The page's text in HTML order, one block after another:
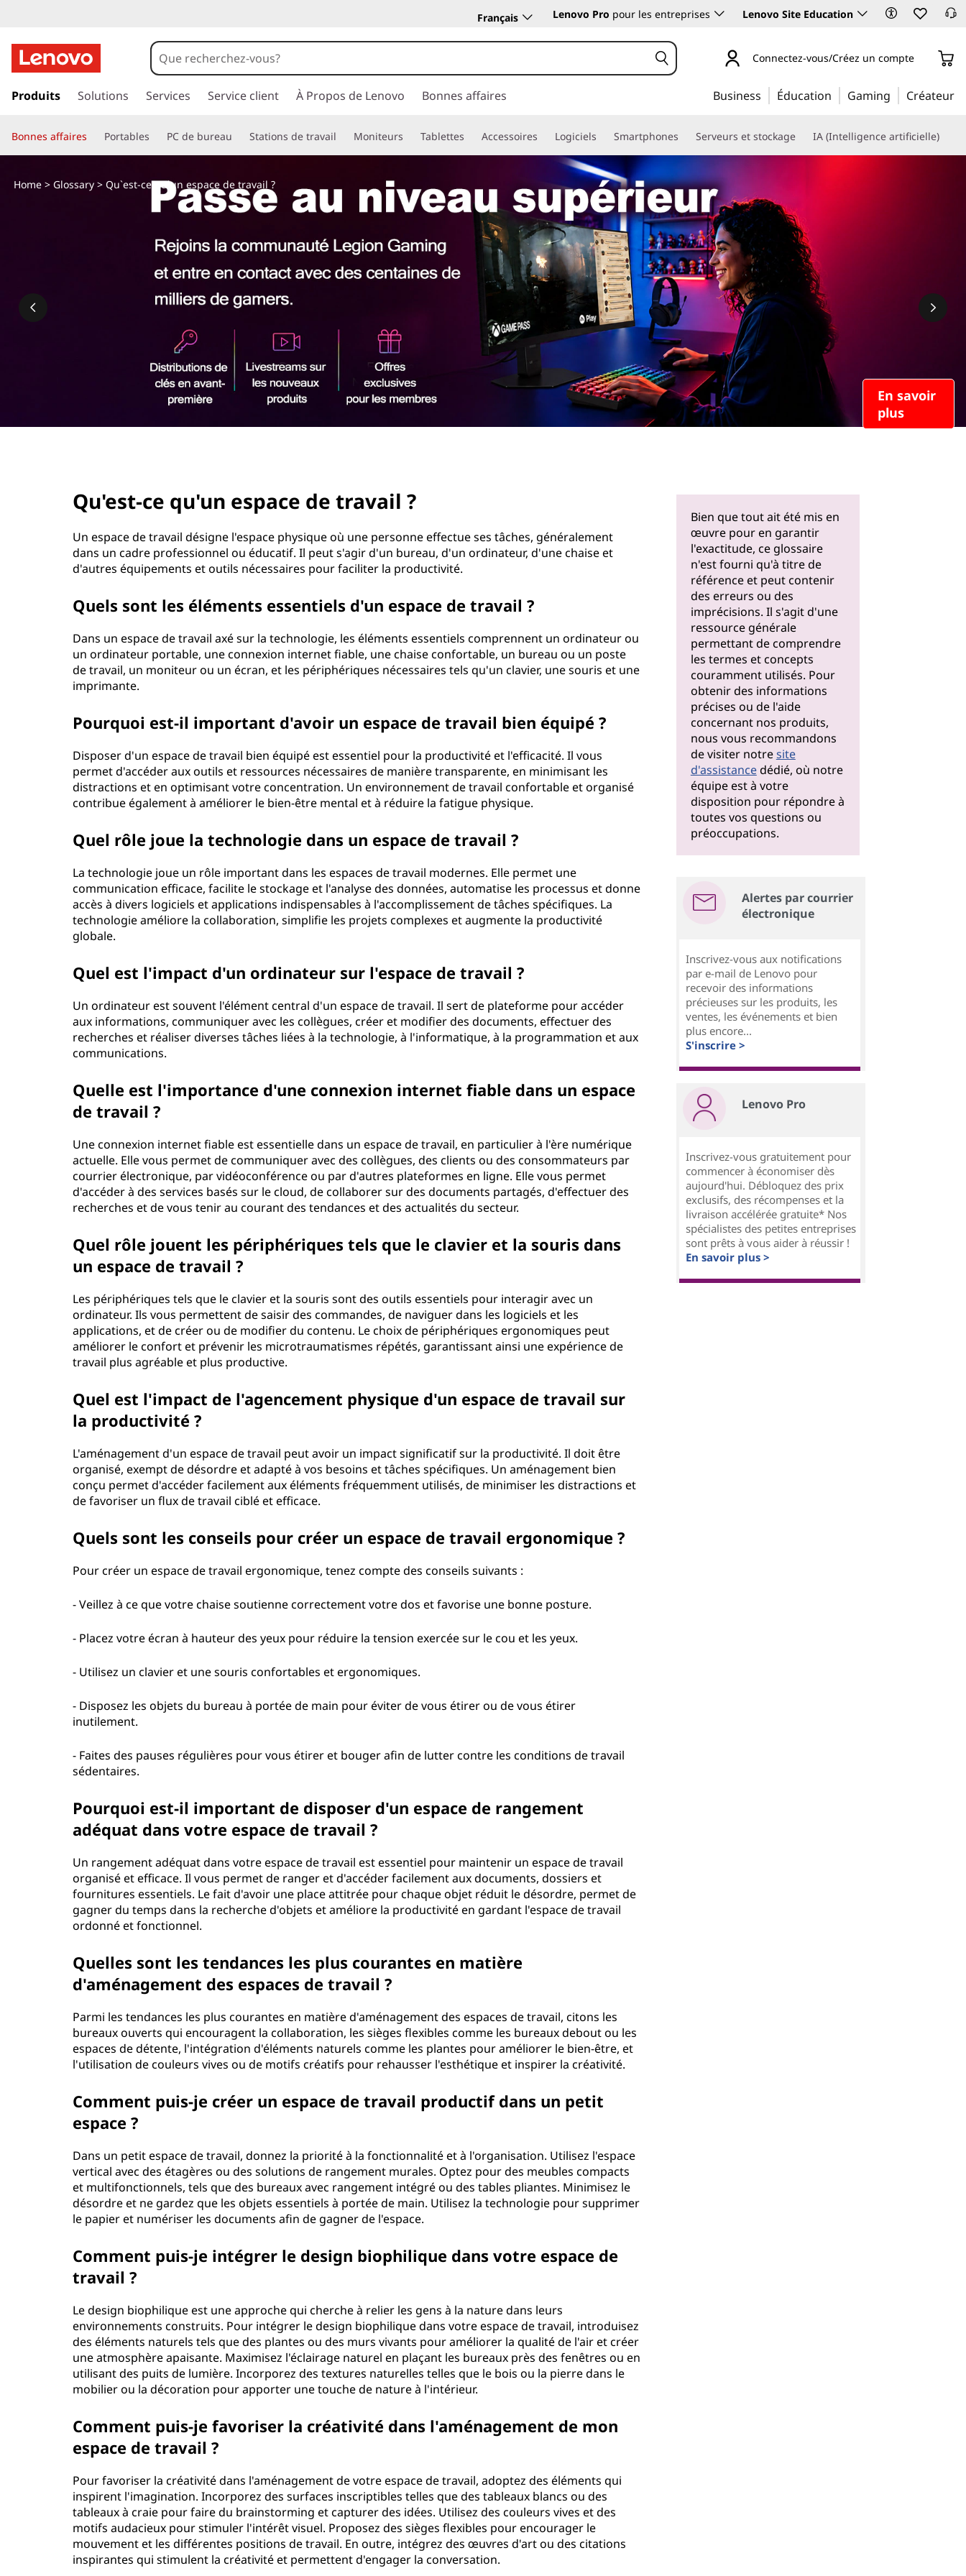
u
e
Français Lenovo Pro pour les entreprises Lenovo Site Education
a
e
r
u
a
Connectez-vous/Créez un compte
Produits Solutions Services Service client À Propos de Lenovo Bonnes affaires Business Éducation Gaming Créateur
Bonnes affaires Portables PC de bureau Stations de travail Moniteurs Tablettes Accessoires Logiciels Smartphones Serveurs et stockage IA (Intelligence artificielle)
En savoir
plus
Home> Glossary> Qu`est-ce qu`un espace de travail ?
Qu'est-ce qu'un espace de travail ?
Un espace de travail désigne l'espace physique où une personne effectue ses tâches, généralement
dans un cadre professionnel ou éducatif. Il peut s'agir d'un bureau, d'un ordinateur, d'une chaise et
d'autres équipements et outils nécessaires pour faciliter la productivité.
Quels sont les éléments essentiels d'un espace de travail ?
Dans un espace de travail axé sur la technologie, les éléments essentiels comprennent un ordinateur ou
un ordinateur portable, une connexion internet fiable, une chaise confortable, un bureau ou un poste
de travail, un moniteur ou un écran, et les périphériques nécessaires tels qu'un clavier, une souris et une
imprimante.
Pourquoi est-il important d'avoir un espace de travail bien équipé ?
Disposer d'un espace de travail bien équipé est essentiel pour la productivité et l'efficacité. Il vous
permet d'accéder aux outils et ressources nécessaires de manière transparente, en minimisant les
distractions et en optimisant votre concentration. Un environnement de travail confortable et organisé
contribue également à améliorer le bien-être mental et à réduire la fatigue physique.
Quel rôle joue la technologie dans un espace de travail ?
La technologie joue un rôle important dans les espaces de travail modernes. Elle permet une
communication efficace, facilite le stockage et l'analyse des données, automatise les processus et donne
accès à divers logiciels et applications indispensables à l'accomplissement de tâches spécifiques. La
technologie améliore la collaboration, simplifie les projets complexes et augmente la productivité
globale.
Quel est l'impact d'un ordinateur sur l'espace de travail ?
Un ordinateur est souvent l'élément central d'un espace de travail. Il sert de plateforme pour accéder
aux informations, communiquer avec les collègues, créer et modifier des documents, effectuer des
recherches et réaliser diverses tâches liées à la technologie, à l'informatique, à la programmation et aux
communications.
Quelle est l'importance d'une connexion internet fiable dans un espace
de travail ?
Une connexion internet fiable est essentielle dans un espace de travail, en particulier à l'ère numérique
actuelle. Elle vous permet de communiquer avec des collègues, des clients ou des consommateurs par
courrier électronique, par vidéoconférence ou par d'autres plateformes en ligne. Elle vous permet
d'accéder à des services basés sur le cloud, de collaborer sur des documents partagés, d'effectuer des
recherches et de vous tenir au courant des tendances et des actualités du secteur.
Quel rôle jouent les périphériques tels que le clavier et la souris dans
un espace de travail ?
Les périphériques tels que le clavier et la souris sont des outils essentiels pour interagir avec un
ordinateur. Ils vous permettent de saisir des commandes, de naviguer dans les logiciels et les
applications, et de créer ou de modifier du contenu. Le choix de périphériques ergonomiques peut
améliorer le confort et prévenir les microtraumatismes répétés, garantissant ainsi une expérience de
travail plus agréable et plus productive.
Quel est l'impact de l'agencement physique d'un espace de travail sur
la productivité ?
L'aménagement d'un espace de travail peut avoir un impact significatif sur la productivité. Il doit être
organisé, exempt de désordre et adapté à vos besoins et tâches spécifiques. Un aménagement bien
conçu permet d'accéder facilement aux éléments fréquemment utilisés, de minimiser les distractions et
de favoriser un flux de travail ciblé et efficace.
Quels sont les conseils pour créer un espace de travail ergonomique ?
Pour créer un espace de travail ergonomique, tenez compte des conseils suivants :
- Veillez à ce que votre chaise soutienne correctement votre dos et favorise une bonne posture.
- Placez votre écran à hauteur des yeux pour réduire la tension exercée sur le cou et les yeux.
- Utilisez un clavier et une souris confortables et ergonomiques.
- Disposez les objets du bureau à portée de main pour éviter de vous étirer ou de vous étirer
inutilement.
- Faites des pauses régulières pour vous étirer et bouger afin de lutter contre les conditions de travail
sédentaires.
Pourquoi est-il important de disposer d'un espace de rangement
adéquat dans votre espace de travail ?
Un rangement adéquat dans votre espace de travail est essentiel pour maintenir un espace de travail
organisé et efficace. Il vous permet de ranger et d'accéder facilement aux documents, dossiers et
fournitures essentiels. Le fait d'avoir une place attitrée pour chaque objet réduit le désordre, permet de
gagner du temps dans la recherche d'objets et améliore la productivité en gardant l'espace de travail
ordonné et fonctionnel.
Quelles sont les tendances les plus courantes en matière
d'aménagement des espaces de travail ?
Parmi les tendances les plus courantes en matière d'aménagement des espaces de travail, citons les
bureaux ouverts qui encouragent la collaboration, les sièges flexibles comme les bureaux debout ou les
espaces de détente, l'intégration d'éléments naturels comme les plantes pour améliorer le bien-être, et
l'utilisation de couleurs vives ou de motifs créatifs pour rehausser l'esthétique et inspirer la créativité.
Comment puis-je créer un espace de travail productif dans un petit
espace ?
Dans un petit espace de travail, donnez la priorité à la fonctionnalité et à l'organisation. Utilisez l'espace
vertical avec des étagères ou des solutions de rangement murales. Optez pour des meubles compacts
et multifonctionnels, tels que des bureaux avec rangement intégré ou des tables pliantes. Minimisez le
désordre et ne gardez que les objets essentiels à portée de main. Utilisez la technologie pour supprimer
le papier et numériser les documents afin de gagner de l'espace.
Comment puis-je intégrer le design biophilique dans votre espace de
travail ?
Le design biophilique est une approche qui cherche à relier les gens à la nature dans leurs
environnements construits. Pour intégrer le design biophilique dans votre espace de travail, introduisez
des éléments naturels tels que des plantes ou des murs vivants pour améliorer la qualité de l'air et créer
une atmosphère apaisante. Maximisez l'éclairage naturel en plaçant les bureaux près des fenêtres ou en
utilisant des puits de lumière. Incorporez des textures naturelles telles que le bois ou la pierre dans le
mobilier ou la décoration pour apporter une touche de nature à l'intérieur.
Comment puis-je favoriser la créativité dans l'aménagement de mon
espace de travail ?
Pour favoriser la créativité dans l'aménagement de votre espace de travail, adoptez des éléments qui
inspirent l'imagination. Incorporez des surfaces inscriptibles telles que des tableaux blancs ou des
tableaux à craie pour faire du brainstorming et capturer des idées. Utilisez des couleurs vives et des
motifs audacieux pour stimuler l'intérêt visuel. Proposez des sièges flexibles pour encourager le
mouvement et les différentes positions de travail. En outre, intégrez des œuvres d'art ou des citations
inspirantes qui stimulent la créativité et permettent d'engager la conversation.
Bien que tout ait été mis en
œuvre pour en garantir
l'exactitude, ce glossaire
n'est fourni qu'à titre de
référence et peut contenir
des erreurs ou des
imprécisions. Il s'agit d'une
ressource générale
permettant de comprendre
les termes et concepts
couramment utilisés. Pour
obtenir des informations
précises ou de l'aide
concernant nos produits,
nous vous recommandons
de visiter notresite
d'assistancedédié, où notre
équipe est à votre
disposition pour répondre à
toutes vos questions ou
préoccupations.
Alertes par courrier
électronique
Inscrivez-vous aux notifications
par e-mail de Lenovo pour
recevoir des informations
précieuses sur les produits, les
ventes, les événements et bien
plus encore...
S'inscrire >
Lenovo Pro
Inscrivez-vous gratuitement pour
commencer à économiser dès
aujourd'hui. Débloquez des prix
exclusifs, des récompenses et la
livraison accélérée gratuite* Nos
spécialistes des petites entreprises
sont prêts à vous aider à réussir !
En savoir plus >